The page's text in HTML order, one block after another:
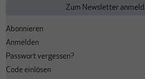
Abonnieren
Anmelden
Passwort vergessen?
Code einlösen